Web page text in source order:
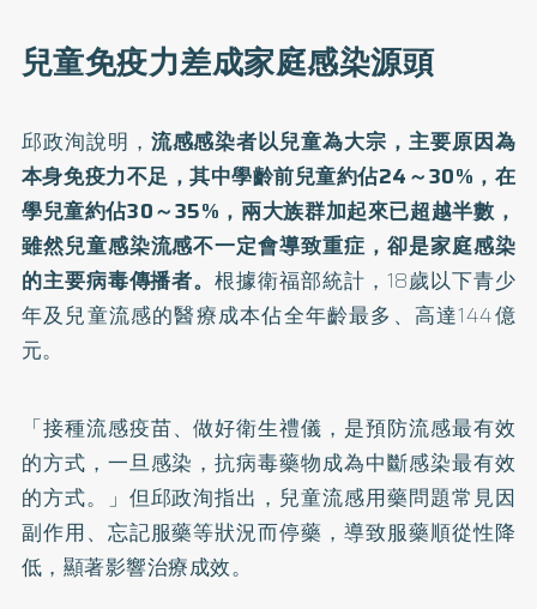
兒童免疫力差成家庭感染源頭
邱政洵說明， 流感感染者以兒童為大宗，主要原因為
本身免疫力不足，其中學齡前兒童約佔24～30%，在
學兒童約佔30～35%，兩大族群加起來已超越半數，
雖然兒童感染流感不一定會導致重症，卻是家庭感染
的主要病毒傳播者。根據衛福部統計，18歲以下青少
年及兒童流感的醫療成本佔全年齡最多、高達144億
元。
「接種流感疫苗、做好衛生禮儀，是預防流感最有效
的方式，一旦感染，抗病毒藥物成為中斷感染最有效
的方式。」但邱政洵指出，兒童流感用藥問題常見因
副作用、忘記服藥等狀況而停藥，導致服藥順從性降
低，顯著影響治療成效。